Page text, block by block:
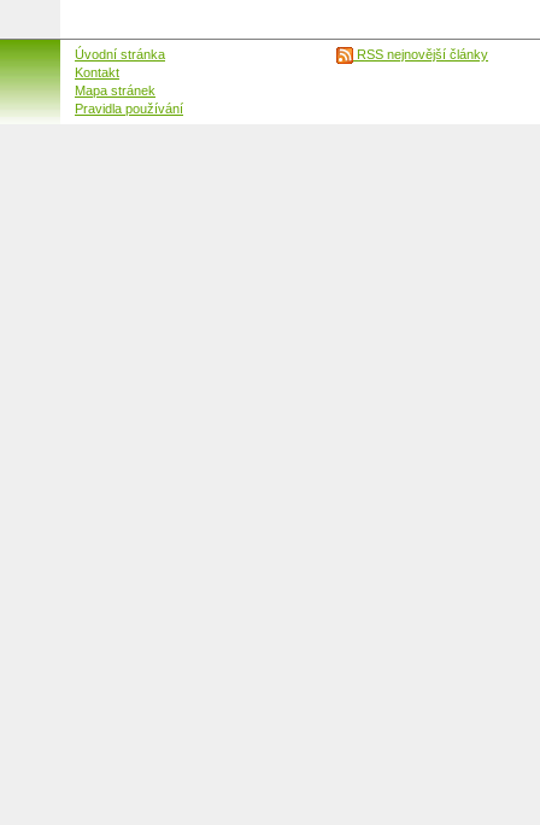
Úvodní stránka
Kontakt
Mapa stránek
Pravidla používání
RSS nejnovější články